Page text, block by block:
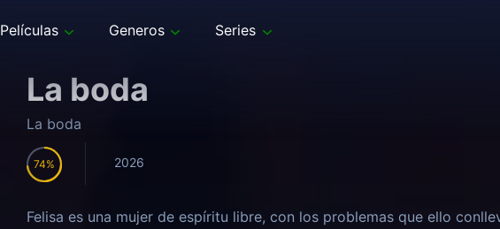
Películas Generos Series
La boda
La boda
74 2026
Felisa es una mujer de espíritu libre, con los problemas que ello